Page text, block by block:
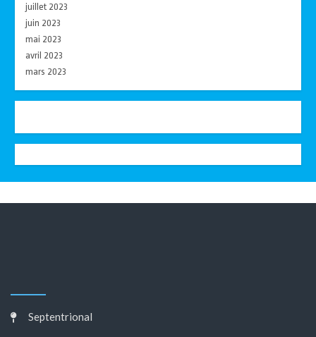
juillet 2023
juin 2023
mai 2023
avril 2023
mars 2023
Septentrional